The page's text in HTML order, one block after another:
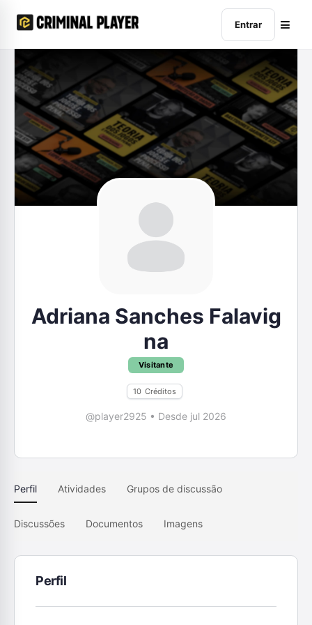
Entrar
Adriana Sanches Falavig
na
Visitante
10 Créditos
@player2925 • Desde jul 2026
Perfil Atividades Grupos de discussão
Discussões Documentos Imagens
Perfil